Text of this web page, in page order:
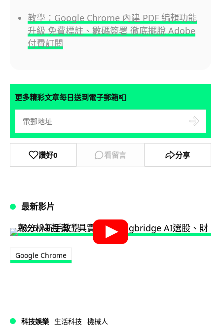
教學：Google Chrome 內建 PDF 編輯功能
升級 免費標註、數碼簽署 徹底擺脫 Adobe
付費訂閱
更多精彩文章每日送到電子郵箱📮
讚好0 看留言 分享
最新影片
Google Chrome
科技娛樂 生活科技 機械人